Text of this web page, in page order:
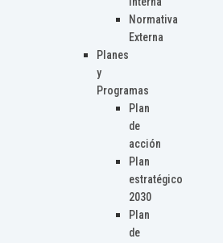
Normativa
Externa
Planes
y
Programas
Plan
de
acción
Plan
estratégico
2030
Plan
de